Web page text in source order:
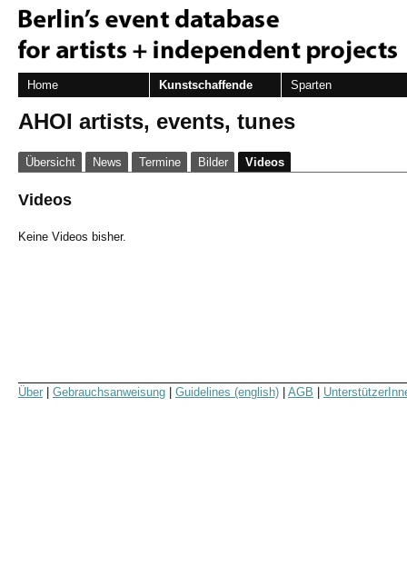
Home Kunstschaffende Sparten
AHOI artists, events, tunes
Übersicht News Termine Bilder Videos
Videos
Keine Videos bisher.
Über Gebrauchsanweisung Guidelines (english) AGB